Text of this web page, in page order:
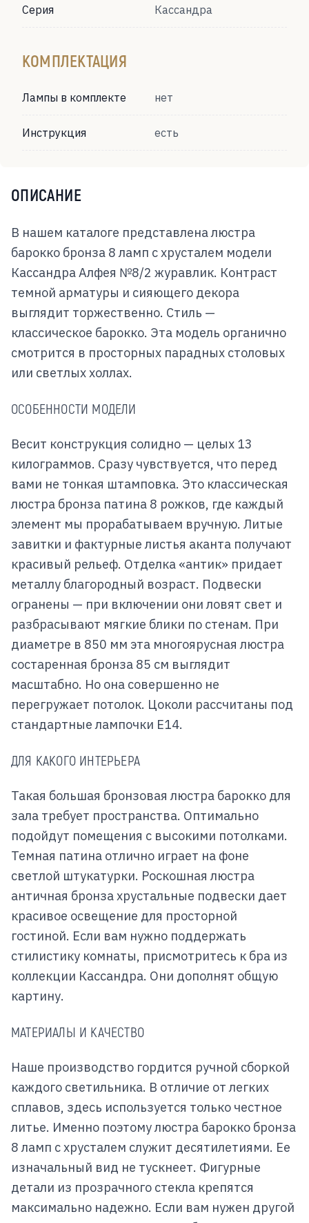
Серия Кассандра
КОМПЛЕКТАЦИЯ
Лампы в комплекте нет
Инструкция есть
ОПИСАНИЕ
В нашем каталоге представлена люстра
барокко бронза 8 ламп с хрусталем модели
Кассандра Алфея №8/2 журавлик. Контраст
темной арматуры и сияющего декора
выглядит торжественно. Стиль —
классическое барокко. Эта модель органично
смотрится в просторных парадных столовых
или светлых холлах.
ОСОБЕННОСТИ МОДЕЛИ
Весит конструкция солидно — целых 13
килограммов. Сразу чувствуется, что перед
вами не тонкая штамповка. Это классическая
люстра бронза патина 8 рожков, где каждый
элемент мы прорабатываем вручную. Литые
завитки и фактурные листья аканта получают
красивый рельеф. Отделка «антик» придает
металлу благородный возраст. Подвески
огранены — при включении они ловят свет и
разбрасывают мягкие блики по стенам. При
диаметре в 850 мм эта многоярусная люстра
состаренная бронза 85 см выглядит
масштабно. Но она совершенно не
перегружает потолок. Цоколи рассчитаны под
стандартные лампочки Е14.
ДЛЯ КАКОГО ИНТЕРЬЕРА
Такая большая бронзовая люстра барокко для
зала требует пространства. Оптимально
подойдут помещения с высокими потолками.
Темная патина отлично играет на фоне
светлой штукатурки. Роскошная люстра
античная бронза хрустальные подвески дает
красивое освещение для просторной
гостиной. Если вам нужно поддержать
стилистику комнаты, присмотритесь к бра из
коллекции Кассандра. Они дополнят общую
картину.
МАТЕРИАЛЫ И КАЧЕСТВО
Наше производство гордится ручной сборкой
каждого светильника. В отличие от легких
сплавов, здесь используется только честное
литье. Именно поэтому люстра барокко бронза
8 ламп с хрусталем служит десятилетиями. Ее
изначальный вид не тускнеет. Фигурные
детали из прозрачного стекла крепятся
максимально надежно. Если вам нужен другой